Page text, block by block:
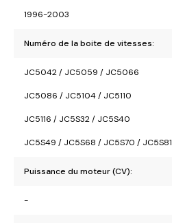
1996-2003
Numéro de la boite de vitesses:
JC5042 / JC5059 / JC5066
JC5086 / JC5104 / JC5110
JC5116 / JC5S32 / JC5S40
JC5S49 / JC5S68 / JC5S70 / JC5S81
Puissance du moteur (CV):
-